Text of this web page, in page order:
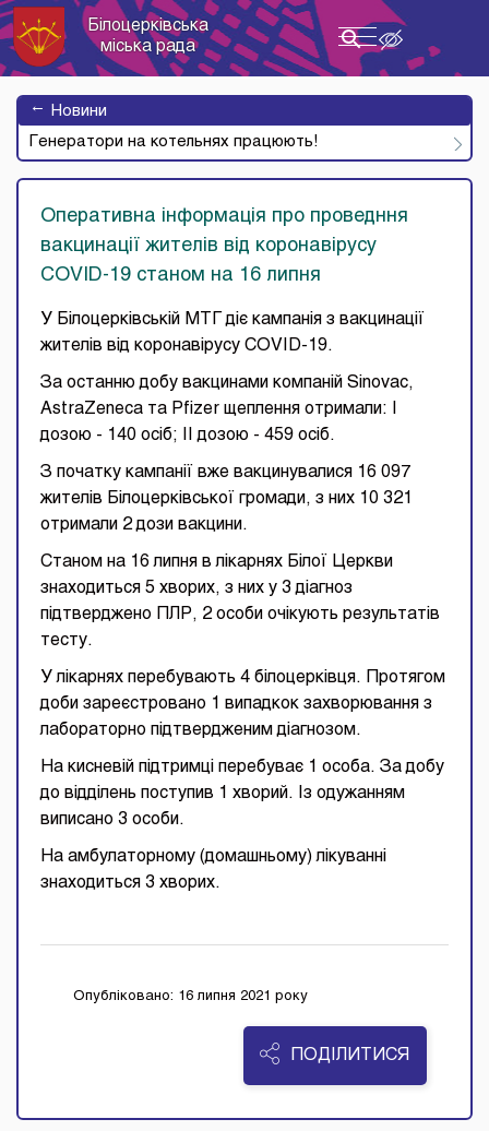
Toggle
navigation
Білоцерківська
міська рада
→
Новини
Генератори на котельнях працюють!
Оперативна інформація про проведння
вакцинації жителів від коронавірусу
COVID-19 станом на 16 липня
У Білоцерківській МТГ діє кампанія з вакцинації
жителів від коронавірусу COVID-19.
За останню добу вакцинами компаній Sinovac,
AstraZeneca та Pfizer щеплення отримали: І
дозою - 140 осіб; ІІ дозою - 459 осіб.
З початку кампанії вже вакцинувалися 16 097
жителів Білоцерківської громади, з них 10 321
отримали 2 дози вакцини.
Станом на 16 липня в лікарнях Білої Церкви
знаходиться 5 хворих, з них у 3 діагноз
підтверджено ПЛР, 2 особи очікують результатів
тесту.
У лікарнях перебувають 4 білоцерківця. Протягом
доби зареєстровано 1 випадкок захворювання з
лабораторно підтвердженим діагнозом.
На кисневій підтримці перебуває 1 особа. За добу
до відділень поступив 1 хворий. Із одужанням
виписано 3 особи.
На амбулаторному (домашньому) лікуванні
знаходиться 3 хворих.
Опубліковано: 16 липня 2021 року
ПОДІЛИТИСЯ